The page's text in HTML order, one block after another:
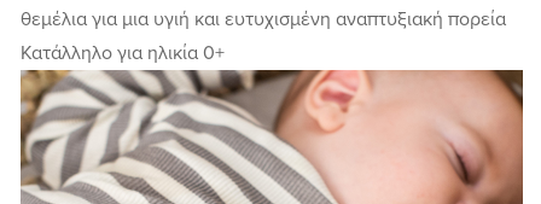
θεμέλια για μια υγιή και ευτυχισμένη αναπτυξιακή πορεία
Κατάλληλο για ηλικία 0+